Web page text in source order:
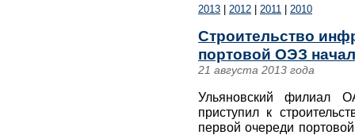
2013 2012 2011 2010
Строительство
портовой ОЭЗ
21 августа 2013 года
Ульяновский филиал
приступил к
первой очереди